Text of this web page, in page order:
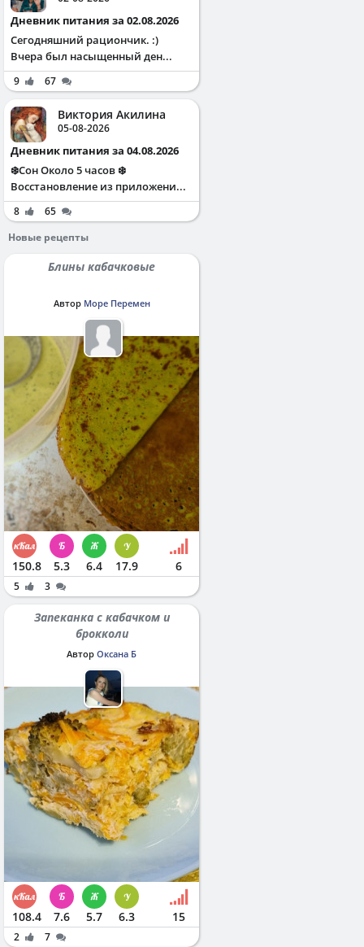
Дневник питания за 02.08.2026
Сегодняшний рациончик. :)
Вчера был насыщенный ден...
9 67
Виктория Акилина
05-08-2026
Дневник питания за 04.08.2026
❄️Сон Около 5 часов ❄️
Восстановление из приложени...
8
65
Новые рецепты
Блины кабачковые
Автор Море Перемен
150.8 5.3 6.4 17.9 6
5 3
Запеканка с кабачком и
брокколи
Автор Оксана Б
108.4 7.6 5.7 6.3 15
2 7